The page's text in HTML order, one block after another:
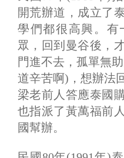
開荒辦道，成立了
學們都很高興。有
眾，回到曼谷後，
門進不去，孤單無
道辛苦啊)，想辦法
梁老前人答應泰國
也指派了黃萬福前
國幫辦。